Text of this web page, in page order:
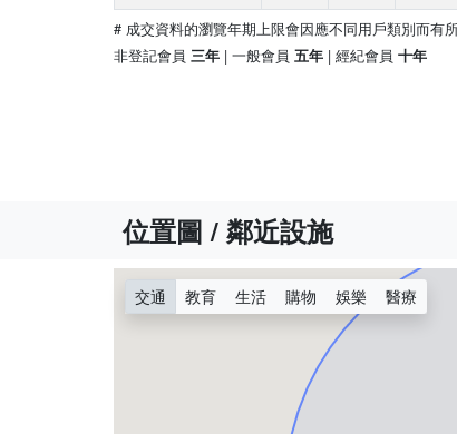
# 成交資料的瀏覽年期上限會因應不同用戶類別而有
非登記會員 三年 | 一般會員 五年 | 經紀會員 十年
位置圖 / 鄰近設施
交通 教育 生活 購物 娛樂 醫療